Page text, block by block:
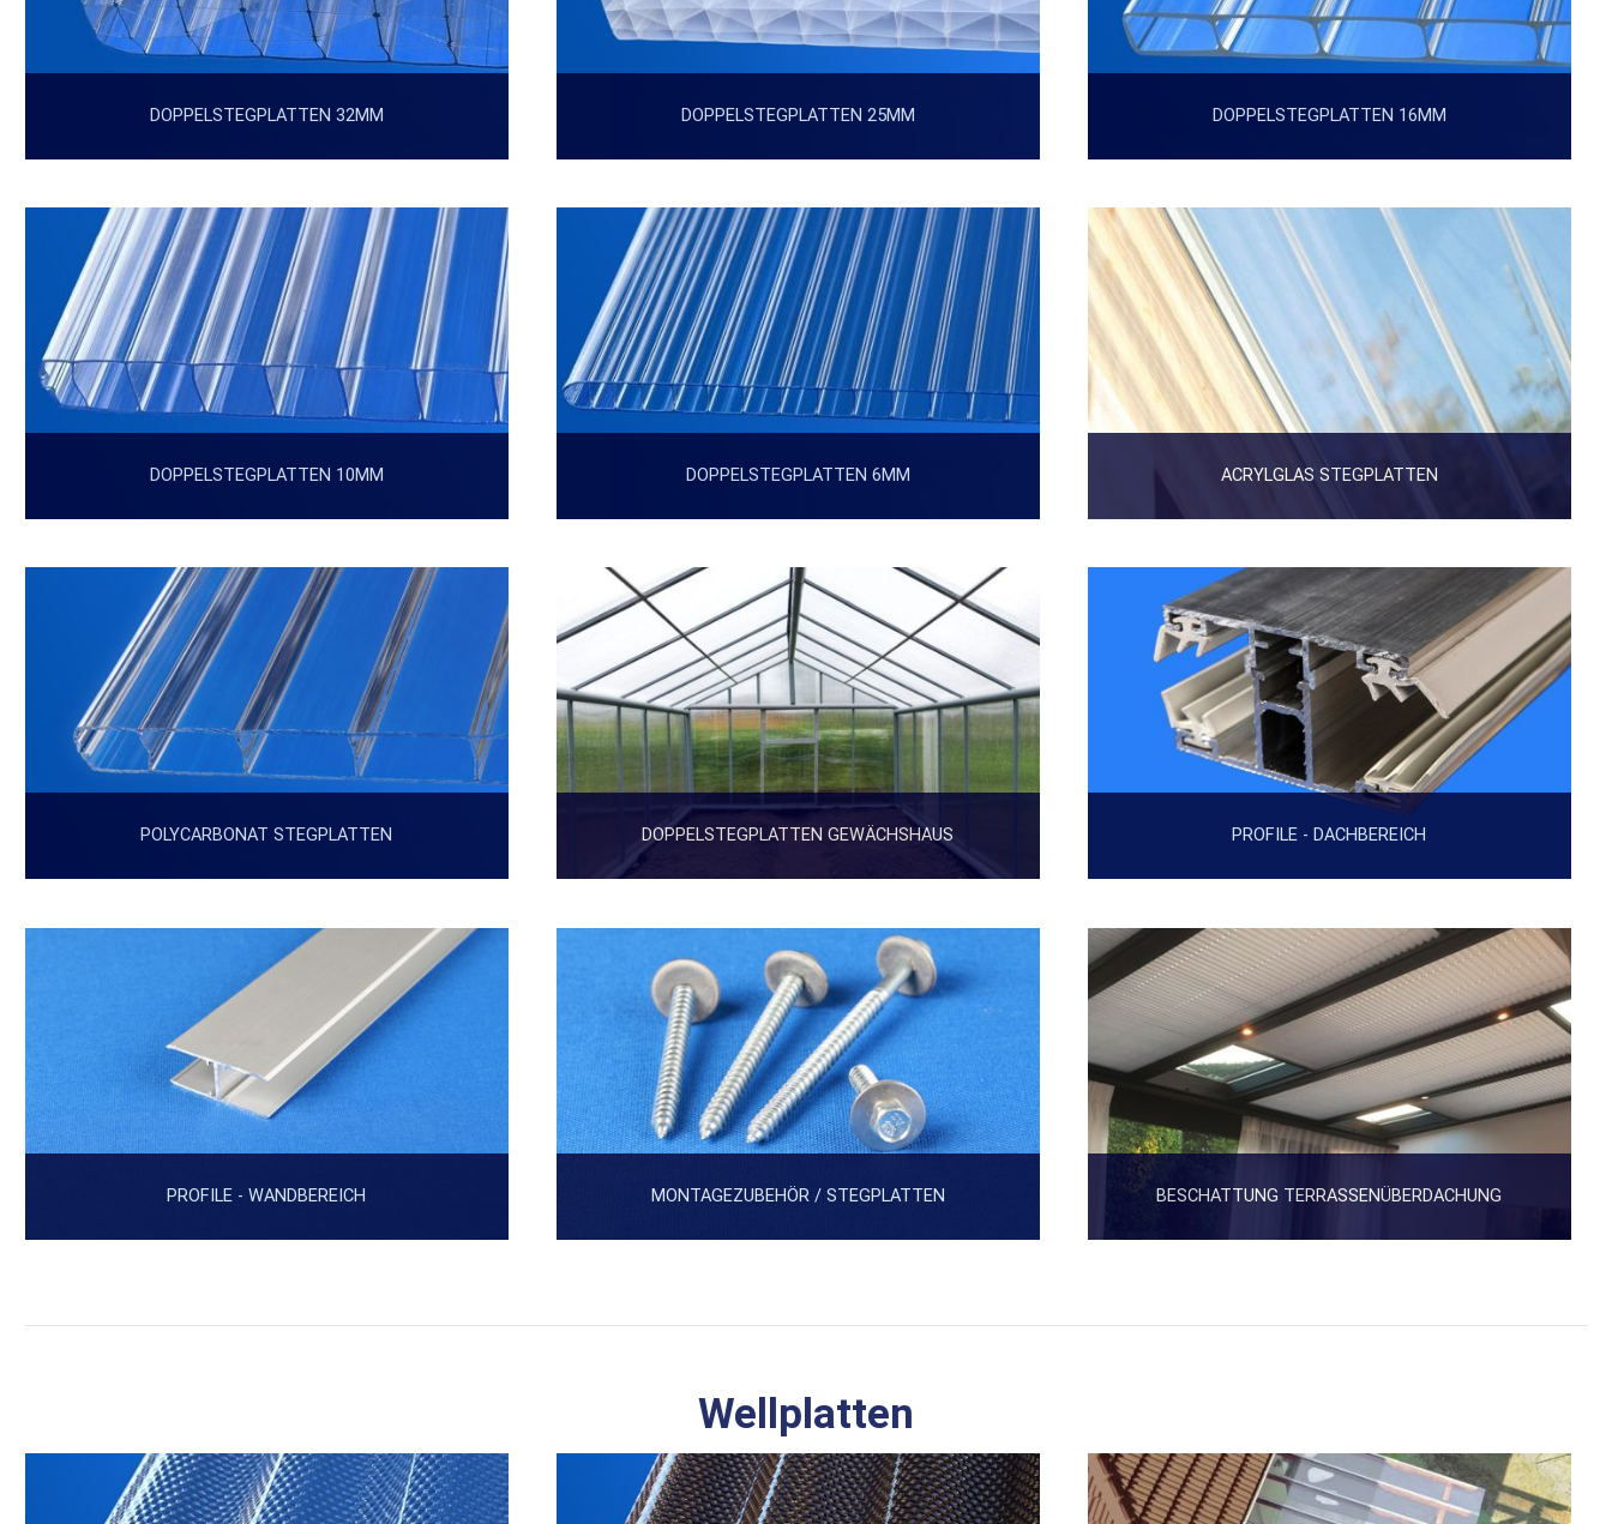
DOPPELSTEGPLATTEN 32MM DOPPELSTEGPLATTEN 25MM DOPPELSTEGPLATTEN 16MM
DOPPELSTEGPLATTEN 10MM DOPPELSTEGPLATTEN 6MM ACRYLGLAS STEGPLATTEN
POLYCARBONAT STEGPLATTEN DOPPELSTEGPLATTEN GEWÄCHSHAUS PROFILE - DACHBEREICH
PROFILE - WANDBEREICH MONTAGEZUBEHÖR / STEGPLATTEN BESCHATTUNG TERRASSENÜBERDACHUNG
Wellplatten